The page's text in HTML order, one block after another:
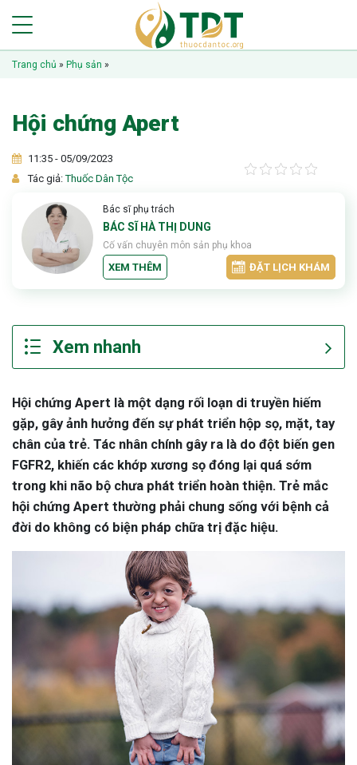
Trang chủ » Phụ sản »
Hội chứng Apert
11:35 - 05/09/2023
Tác giả:Thuốc Dân Tộc
Bác sĩ phụ trách
BÁC SĨ HÀ THỊ DUNG
Cố vấn chuyên môn sản phụ khoa
XEM THÊM ĐẶT LỊCH KHÁM
Hội chứng Apert là một dạng rối loạn di truyền hiếm
gặp, gây ảnh hưởng đến sự phát triển hộp sọ, mặt, tay
chân của trẻ. Tác nhân chính gây ra là do đột biến gen
FGFR2, khiến các khớp xương sọ đóng lại quá sớm
trong khi não bộ chưa phát triển hoàn thiện. Trẻ mắc
hội chứng Apert thường phải chung sống với bệnh cả
đời do không có biện pháp chữa trị đặc hiệu.